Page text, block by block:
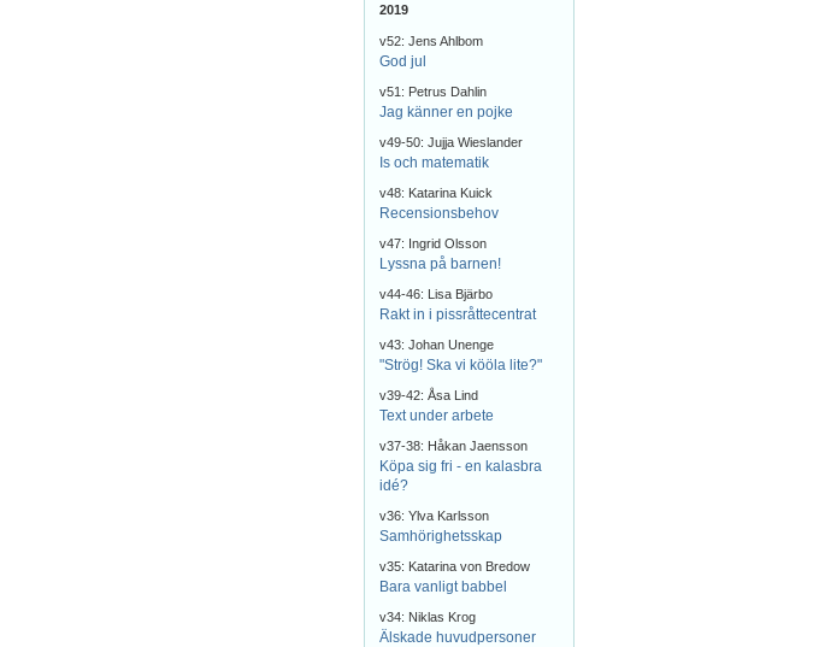
2019
v52: Jens Ahlbom
God jul
v51: Petrus Dahlin
Jag känner en pojke
v49-50: Jujja Wieslander
Is och matematik
v48: Katarina Kuick
Recensionsbehov
v47: Ingrid Olsson
Lyssna på barnen!
v44-46: Lisa Bjärbo
Rakt in i pissråttecentrat
v43: Johan Unenge
"Strög! Ska vi kööla lite?"
v39-42: Åsa Lind
Text under arbete
v37-38: Håkan Jaensson
Köpa sig fri - en kalasbra
idé?
v36: Ylva Karlsson
Samhörighetsskap
v35: Katarina von Bredow
Bara vanligt babbel
v34: Niklas Krog
Älskade huvudpersoner